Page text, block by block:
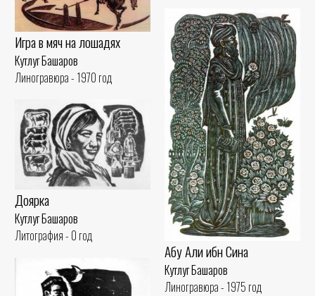
Игра в мяч на лошадях
Кутлуг Башаров
Линогравюра - 1970 год
Абу Али ибн Сина
Кутлуг Башаров
Линогравюра - 1975 год
Доярка
Кутлуг Башаров
Литография - 0 год